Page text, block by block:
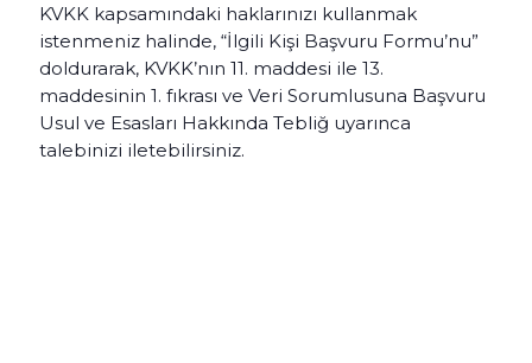
KVKK kapsamındaki haklarınızı kullanmak
istenmeniz halinde, “İlgili Kişi Başvuru Formu’nu”
doldurarak, KVKK’nın 11. maddesi ile 13.
maddesinin 1. fıkrası ve Veri Sorumlusuna Başvuru
Usul ve Esasları Hakkında Tebliğ uyarınca
talebinizi iletebilirsiniz.